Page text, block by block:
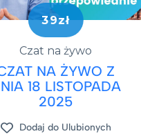
39zł
Czat na żywo
NA ŻYWO Z
18 LISTOPADA
2025
Dodaj do Ulubionych